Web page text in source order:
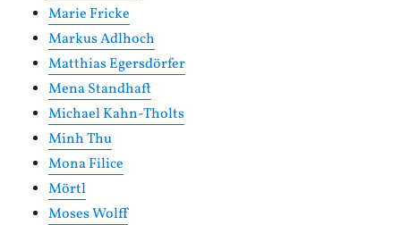
Marie Fricke
Markus Adlhoch
Matthias Egersdörfer
Mena Standhaft
Michael Kahn-Tholts
Minh Thu
Mona Filice
Mörtl
Moses Wolff